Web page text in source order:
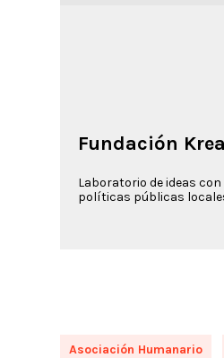
Fundación
Laboratorio de ideas
políticas públicas
Asociación Humanario